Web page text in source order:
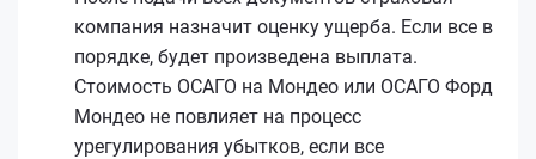
компания назначит оценку ущерба. Если все в
порядке, будет произведена выплата.
Стоимость ОСАГО на Мондео или ОСАГО Форд
Мондео не повлияет на процесс
урегулирования убытков, если все